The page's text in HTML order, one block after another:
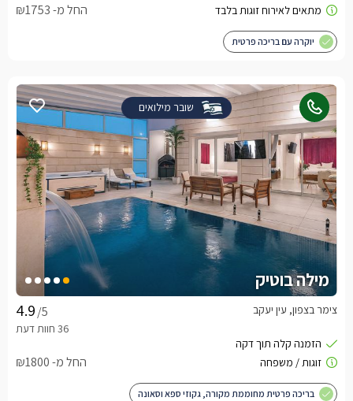
החל מ- ₪1753
יוקרה עם בריכה פרטית
שובר מילואים
מילה בוטיק
/5 צימר בצפון, עין יעקב
החל מ- ₪1800
בריכה פרטית מחוממת מקורה, גקוזי ספא וסאונה